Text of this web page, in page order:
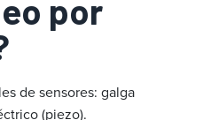
por
de sensores: galga
(piezo).